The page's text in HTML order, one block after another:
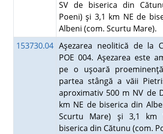
SV de biserica din
Poeni) şi 3,1 km NE de
Albeni (com. Scurtu Mare).
153730.04 Aşezarea neolitică de la
POE 004. Aşezarea este
pe o uşoară
partea stângă a văii
aproximativ 500 m NV de
km NE de biserica din
Scurtu Mare) şi 3,1 km
biserica din Cătunu (com.